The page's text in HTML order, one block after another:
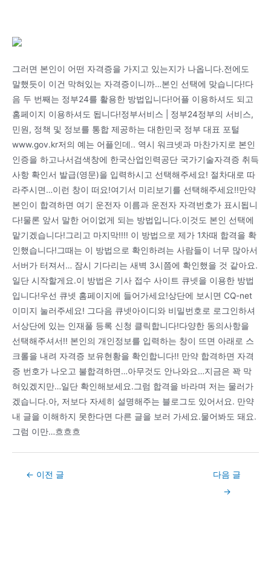
그러면 본인이 어떤 자격증을 가지고 있는지가 나옵니다.전에도
말했듯이 이건 막혀있는 자격증이니까…본인 선택에 맞습니다!다
음 두 번째는 정부24를 활용한 방법입니다!어플 이용하셔도 되고
홈페이지 이용하셔도 됩니다!정부서비스 | 정부24정부의 서비스,
민원, 정책 및 정보를 통합 제공하는 대한민국 정부 대표 포털
www.gov.kr저의 예는 어플인데.. 역시 워크넷과 마찬가지로 본인
인증을 하고나서검색창에 한국산업인력공단 국가기술자격증 취득
사항 확인서 발급(영문)을 입력하시고 선택해주세요! 절차대로 따
라주시면…이런 창이 떠요!여기서 미리보기를 선택해주세요!!만약
본인이 합격하면 여기 운전자 이름과 운전자 자격번호가 표시됩니
다!물론 앞서 말한 어이없게 되는 방법입니다.이것도 본인 선택에
맡기겠습니다!그리고 마지막!!!! 이 방법으로 제가 1차때 합격을 확
인했습니다!그때는 이 방법으로 확인하려는 사람들이 너무 많아서
서버가 터져서… 잠시 기다리는 새벽 3시쯤에 확인했을 것 같아요.
일단 시작할게요.이 방법은 기사 접수 사이트 큐넷을 이용한 방법
입니다!우선 큐넷 홈페이지에 들어가세요!상단에 보시면 CQ-net
이미지 눌러주세요! 그다음 큐넷아이디와 비밀번호로 로그인하셔
서상단에 있는 인재풀 등록 신청 클릭합니다!다양한 동의사항을
선택해주셔서!! 본인의 개인정보를 입력하는 창이 뜨면 아래로 스
크롤을 내려 자격증 보유현황을 확인합니다!! 만약 합격하면 자격
증 번호가 나오고 불합격하면…아무것도 안나와요…지금은 꽉 막
혀있겠지만…일단 확인해보세요.그럼 합격을 바라며 저는 물러가
겠습니다.아, 저보다 자세히 설명해주는 블로그도 있어서요. 만약
내 글을 이해하지 못한다면 다른 글을 보러 가세요.물어봐도 돼요.
그럼 이만…흐흐흐
Post← 이전 글
다음 글
→